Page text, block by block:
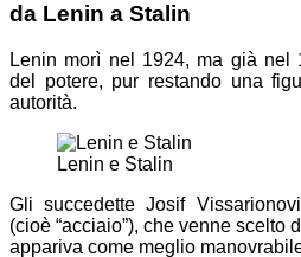
da Lenin a Stalin
Lenin morì nel 1924, ma già nel
del potere, pur restando una
autorità.
Lenin e Stalin
Gli succedette Josif
(cioè “acciaio”), che venne scelto
appariva come meglio